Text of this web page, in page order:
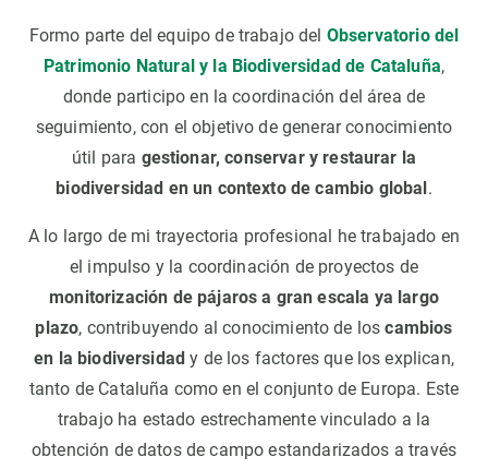
Formo parte del equipo de trabajo del Observatorio del
Patrimonio Natural y la Biodiversidad de Cataluña,
donde participo en la coordinación del área de
seguimiento, con el objetivo de generar conocimiento
útil para gestionar, conservar y restaurar la
biodiversidad en un contexto de cambio global.
A lo largo de mi trayectoria profesional he trabajado en
el impulso y la coordinación de proyectos de
monitorización de pájaros a gran escala ya largo
plazo, contribuyendo al conocimiento de loscambios
en la biodiversidad y de los factores que los explican,
tanto de Cataluña como en el conjunto de Europa. Este
trabajo ha estado estrechamente vinculado a la
obtención de datos de campo estandarizados a través